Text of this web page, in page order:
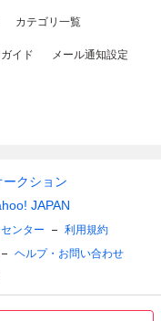
カテゴリ一覧
イド メール通知設定
ークション
JAPAN
ンター
利用規約
ヘルプ・お問い合わせ